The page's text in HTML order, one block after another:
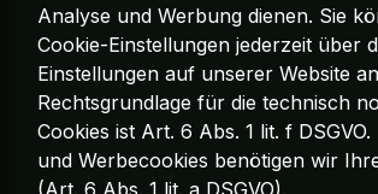
Analyse und Werbung dienen. Sie
Cookie-Einstellungen jederzeit über
Einstellungen auf unserer Website
Rechtsgrundlage für die technisch
Cookies ist Art. 6 Abs. 1 lit. f
und Werbecookies benötigen wir
(Art. 6 Abs. 1 lit. a DSGVO).